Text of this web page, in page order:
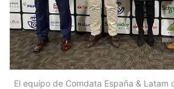
El equipo de Comdata España & Latam